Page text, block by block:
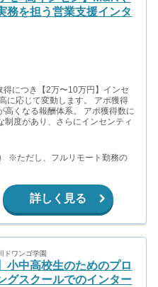
務を担う営業支援インタ
につき【2万〜10万円】インセ
に応じて変動します。 アポ獲得
高くなる報酬体系。 アポ獲得数に
制度があり、さらにインセンティ
※ただし、フルリモート勤務の
詳しく見る
ドワンゴ学園
小中高校生のためのプロ
グスクールでのインター